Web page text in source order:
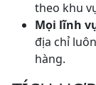
theo khu
Mọi lĩnh
địa chỉ
hàng.